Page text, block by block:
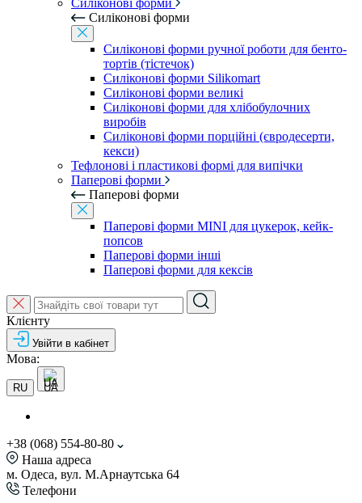
Силіконові форми
Силіконові форми
Силіконові форми ручної роботи для бенто-
тортів (тістечок)
Силіконові форми Silikomart
Силіконові форми великі
Силіконові форми для хлібобулочних
виробів
Силіконові форми порційні (євродесерти,
кекси)
Тефлонові і пластикові формі для випічки
Паперові форми
Паперові форми
Паперові форми MINI для цукерок, кейк-
попсов
Паперові форми інші
Паперові форми для кексів
Клієнту
Увійти в кабінет
Мова:
RU UA
+38 (068) 554-80-80
Наша адреса
м. Одеса, вул. М.Арнаутська 64
Телефони